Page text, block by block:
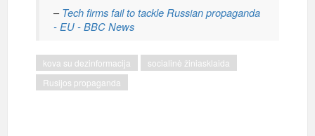
–Tech firms fail to tackle Russian propaganda
- EU - BBC News
kova su dezinformacija
socialinė žiniasklaida
Rusijos propaganda